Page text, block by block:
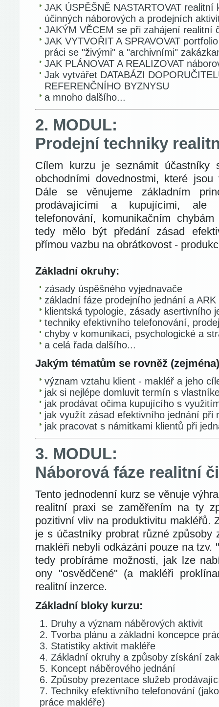
JAK ÚSPĚŠNĚ NASTARTOVAT
účinných náborových a prodejních
JAKÝM VĚCEM se při zahájení realitní
JAK VYTVOŘIT A SPRAVOVAT
práci se "živými" a "archivními"
JAK PLÁNOVAT A REALIZOVAT
Jak vytvářet DATABÁZI
REFERENČNÍHO BYZNYSU
a mnoho dalšího...
2. MODUL:
Prodejní techniky
Cílem kurzu je seznámit účastníky
obchodními dovednostmi, které
Dále se věnujeme základním
prodávajícími a kupujícími, ale
telefonování, komunikačním
tedy mělo být předání zásad
přímou vazbu na obrátkovost -
Základní okruhy:
zásady úspěšného vyjednavače
základní fáze prodejního jednání a
klientská typologie, zásady asertivního
techniky efektivního telefonování,
chyby v komunikaci, psychologické a
a celá řada dalšího...
Jakým tématům se rovněž
význam vztahu klient - makléř a jeho
jak si nejlépe domluvit termín s
jak prodávat očima kupujícího s
jak využít zásad efektivního jednání při
jak pracovat s námitkami klientů při
3. MODUL:
Náborová fáze realitní
Tento jednodenní kurz se věnuje
realitní praxi se zaměřením na ty
pozitivní vliv na produktivitu makléřů.
je s účastníky probrat různé způsoby
makléři nebyli odkázání pouze na tzv.
tedy probíráme možnosti, jak lze
ony "osvědčené" (a makléři
realitní inzerce.
Základní bloky kurzu:
Druhy a význam náběrových aktivit
Tvorba plánu a základní koncepce
Statistiky aktivit makléře
Základní okruhy a způsoby získání
Koncept náběrového jednání
Způsoby prezentace služeb
Techniky efektivního telefonování
práce makléře)